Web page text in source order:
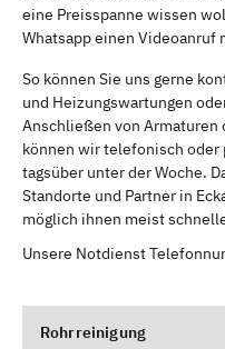
eine Preisspanne wissen
Whatsapp einen Videoanruf
So können Sie uns gerne
und Heizungswartungen
Anschließen von Armaturen
können wir telefonisch oder
tagsüber unter der Woche.
Standorte und Partner in
möglich ihnen meist
Unsere Notdienst
Rohrreinigung